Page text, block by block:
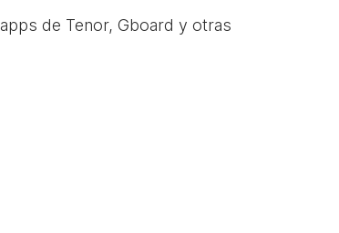
de Tenor, Gboard y otras